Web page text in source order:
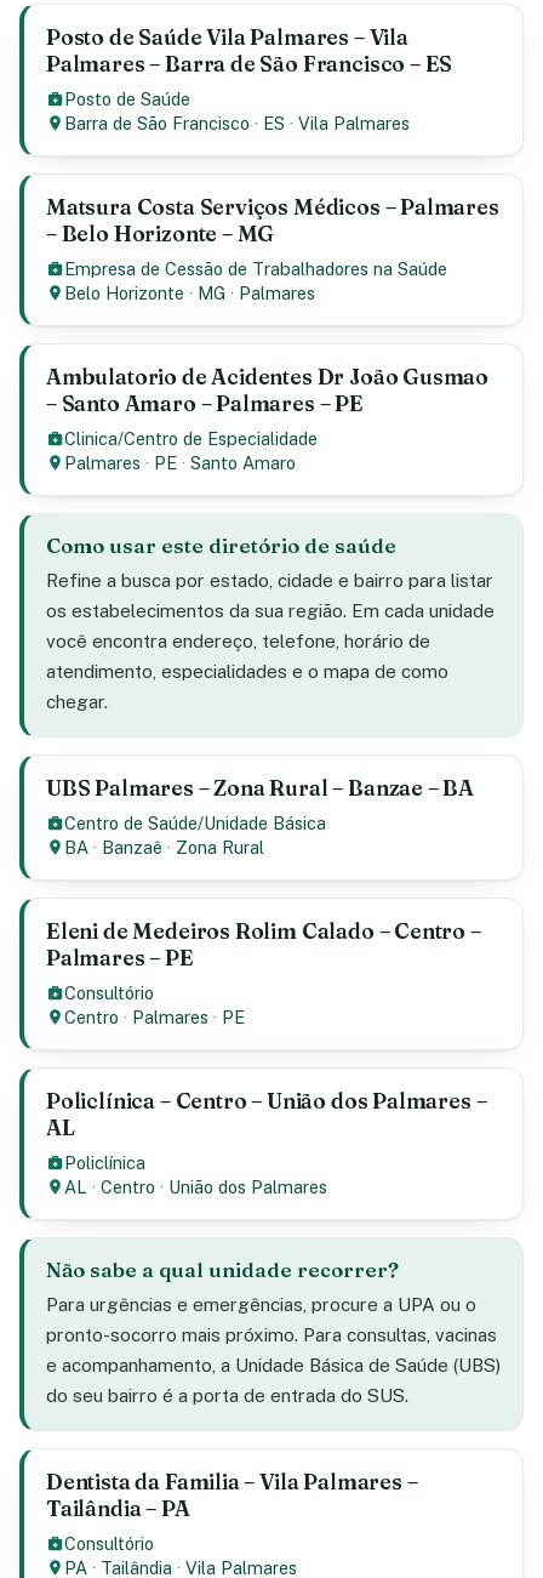
Posto de Saúde Vila Palmares – Vila
Palmares – Barra de São Francisco – ES
Posto de Saúde
Barra de São Francisco · ES ·Vila Palmares
Matsura Costa Serviços Médicos – Palmares
– Belo Horizonte – MG
Empresa de Cessão de Trabalhadores na Saúde
Belo Horizonte · MG · Palmares
Ambulatorio de Acidentes Dr João Gusmao
– Santo Amaro – Palmares – PE
Clinica/Centro de Especialidade
Palmares · PE ·Santo Amaro
Como usar este diretório de saúde
Refine a busca por estado, cidade e bairro para listar
os estabelecimentos da sua região. Em cada unidade
você encontra endereço, telefone, horário de
atendimento, especialidades e o mapa de como
chegar.
UBS Palmares – Zona Rural – Banzae – BA
Centro de Saúde/Unidade Básica
BA · Banzaê · Zona Rural
Eleni de Medeiros Rolim Calado – Centro –
Palmares – PE
Consultório
Centro · Palmares · PE
Policlínica – Centro – União dos Palmares –
AL
Policlínica
AL ·Centro · União dos Palmares
Não sabe a qual unidade recorrer?
Para urgências e emergências, procure a UPA ou o
pronto-socorro mais próximo. Para consultas, vacinas
e acompanhamento, a Unidade Básica de Saúde (UBS)
do seu bairro é a porta de entrada do SUS.
Dentista da Familia – Vila Palmares –
Tailândia – PA
Consultório
PA · Tailândia ·Vila Palmares